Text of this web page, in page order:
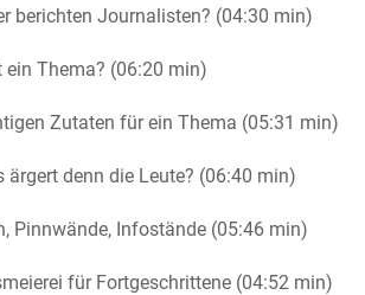
berichten Journalisten? (04:30 min)
ein Thema? (06:20 min)
Zutaten für ein Thema (05:31 min)
ärgert denn die Leute? (06:40 min)
Pinnwände, Infostände (05:46 min)
für Fortgeschrittene (04:52 min)